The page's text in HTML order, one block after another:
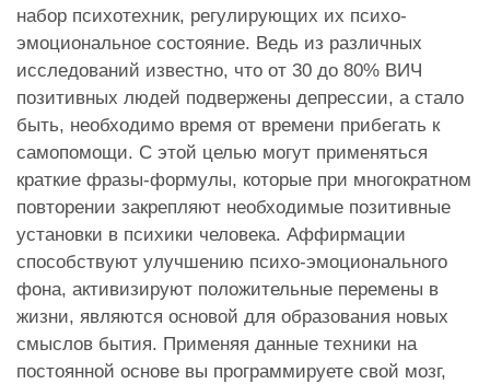
набор психотехник, регулирующих их психо-
эмоциональное состояние. Ведь из различных
исследований известно, что от 30 до 80% ВИЧ
позитивных людей подвержены депрессии, а стало
быть, необходимо время от времени прибегать к
самопомощи. С этой целью могут применяться
краткие фразы-формулы, которые при многократном
повторении закрепляют необходимые позитивные
установки в психики человека. Аффирмации
способствуют улучшению психо-эмоционального
фона, активизируют положительные перемены в
жизни, являются основой для образования новых
смыслов бытия. Применяя данные техники на
постоянной основе вы программируете свой мозг,